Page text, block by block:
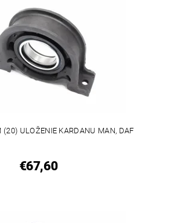
ULOŽENIE KARDANU MAN, DAF
€67,60